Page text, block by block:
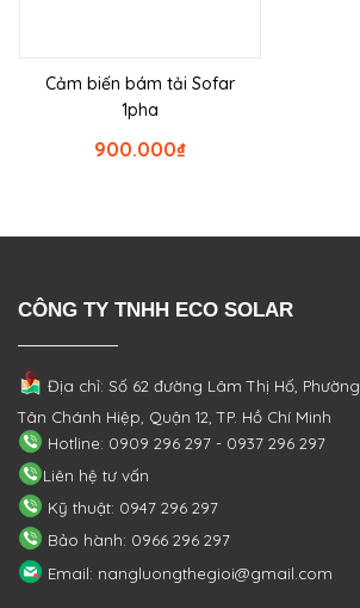
Cảm biến bám tải Sofar
1pha
₫
900.000
CÔNG TY TNHH ECO SOLAR
Địa chỉ: Số 62 đường Lâm Thị Hố, Phường
Tân Chánh Hiệp, Quận 12, TP. Hồ Chí Minh
Hotline: 0909 296 297 - 0937 296 297
Liên hệ tư vấn
Kỹ thuật: 0947 296 297
Bảo hành: 0966 296 297
Email: nangluongthegioi@gmail.com